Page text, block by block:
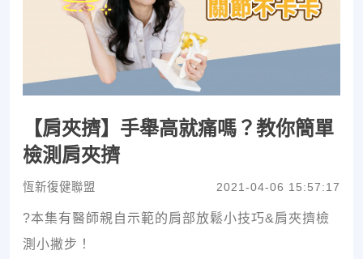
【肩夾擠】手舉高就痛嗎？教你簡單
檢測肩夾擠
恆新復健聯盟 2021-04-06 15:57:17
?本集有醫師親自示範的肩部放鬆小技巧&肩夾擠檢
測小撇步！